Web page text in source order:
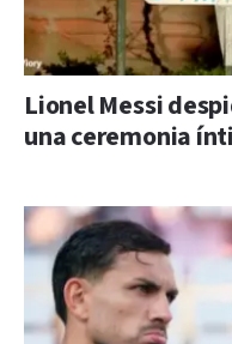
Lionel Messi
una ceremonia